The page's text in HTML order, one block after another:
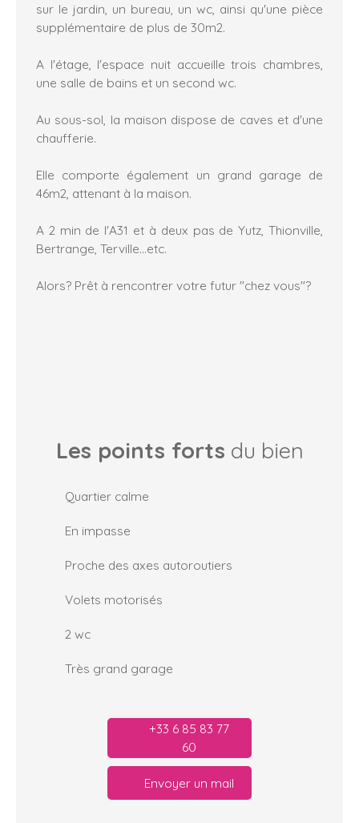
sur le jardin, un bureau, un wc, ainsi qu'une pièce
supplémentaire de plus de 30m2.
A l'étage, l'espace nuit accueille trois chambres,
une salle de bains et un second wc.
Au sous-sol, la maison dispose de caves et d'une
chaufferie.
Elle comporte également un grand garage de
46m2, attenant à la maison.
A 2 min de l'A31 et à deux pas de Yutz, Thionville,
Bertrange, Terville...etc.
Alors? Prêt à rencontrer votre futur "chez vous"?
Les points forts du bien
Quartier calme
En impasse
Proche des axes autoroutiers
Volets motorisés
2 wc
Très grand garage
+33 6 85 83 77
60
Envoyer un mail